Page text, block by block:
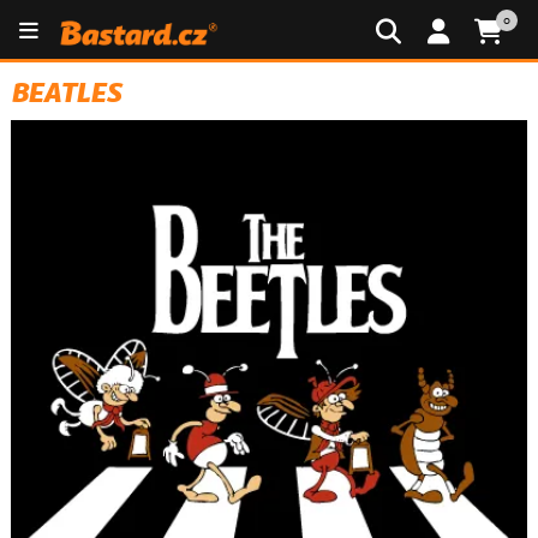
0
BEATLES